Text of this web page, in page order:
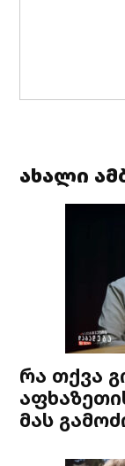
ახალი
რა თქვა
მას